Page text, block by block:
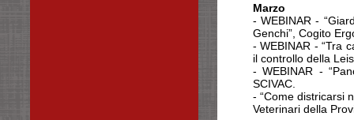
Marzo
- WEBINAR -
Genchi”, Cogito
- WEBINAR - “Tra
il controllo della
- WEBINAR -
SCIVAC.
- “Come districarsi
Veterinari della